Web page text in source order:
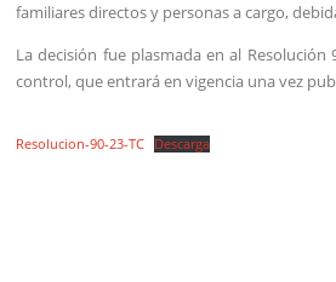
familiares directos y personas a cargo,
La decisión fue plasmada en al Resolución
control, que entrará en vigencia una vez
Resolucion-90-23-TC Descarga